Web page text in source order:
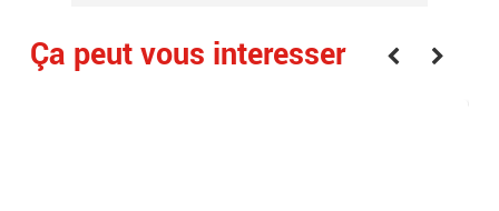
Ça peut vous interesser